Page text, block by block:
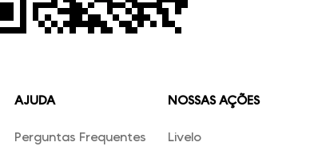
AJUDA
Perguntas Frequentes
NOSSAS AÇÕES
Livelo